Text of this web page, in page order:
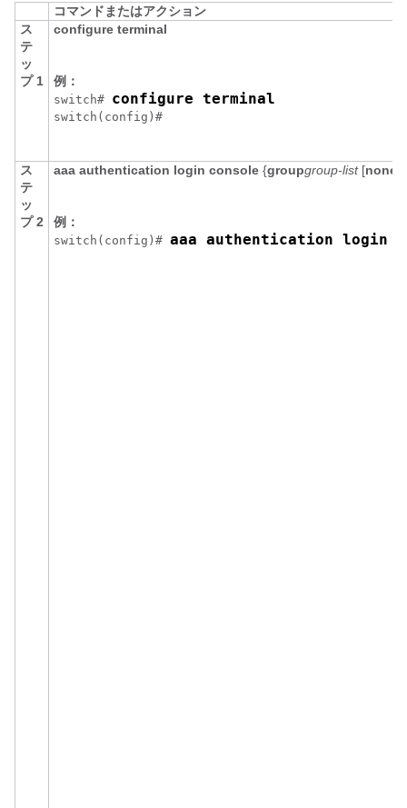
コマンドまたはアクション
ス
テ
ッ
プ 1
configure terminal
例：
switch# configure terminal
switch(config)#
ス
テ
ッ
プ 2
aaa authentication login console {groupgroup-list[none
例：
switch(config)# aaa authentication login